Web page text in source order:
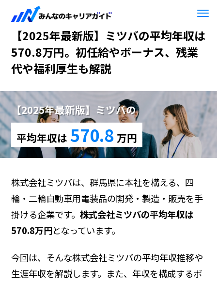
HOME 【2025年最新版】ミツバ
【2025年最新版】ミツバの平均年収は
570.8万円。初任給やボーナス、残業
代や福利厚生も解説
【2025年最新版】ミツバの
平均年収は 570.8 万円
株式会社ミツバは、群馬県に本社を構える、四
輪・二輪自動車用電装品の開発・製造・販売を手
掛ける企業です。 株式会社ミツバの平均年収は
570.8万円となっています。
今回は、そんな株式会社ミツバの平均年収推移や
生涯年収を解説します。また、年収を構成するボ